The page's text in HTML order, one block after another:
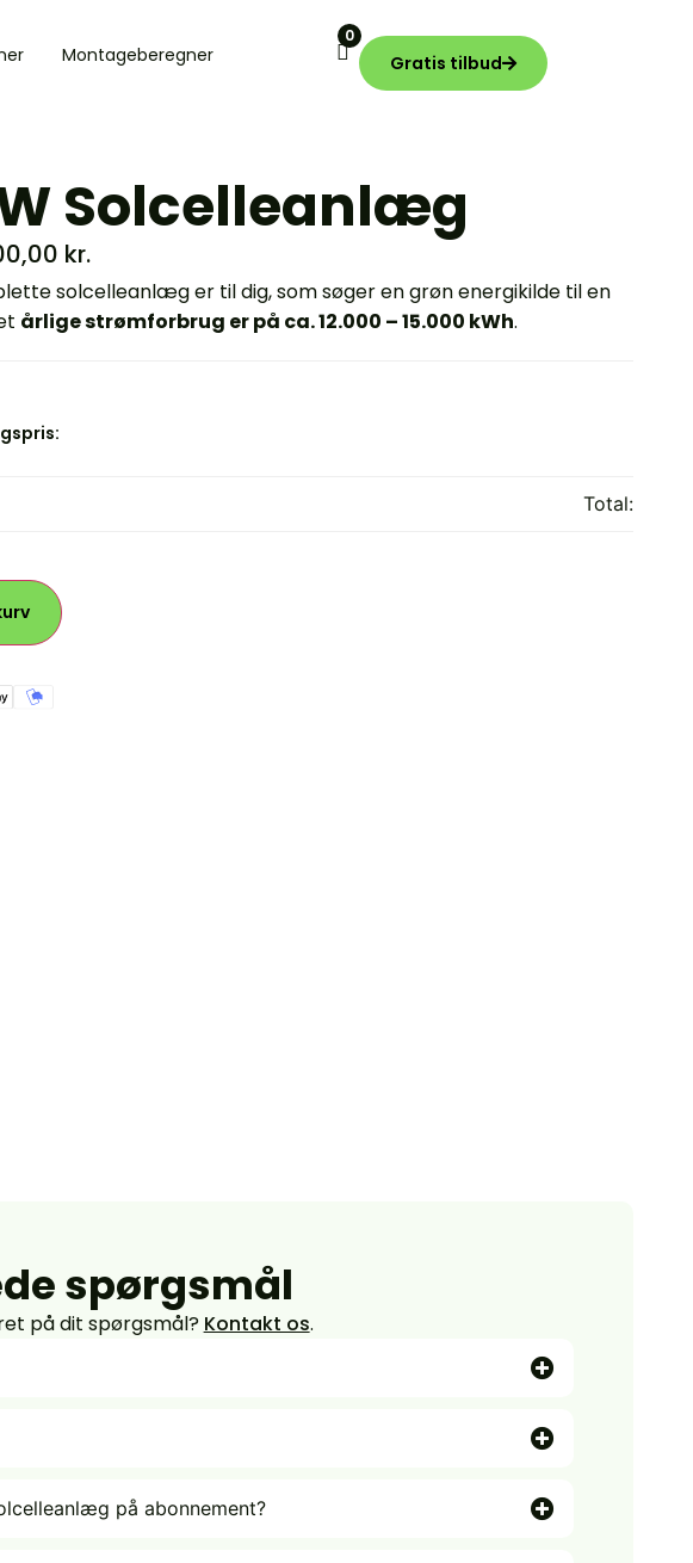
Montageberegner
0
Gratis tilbud
Solcelleanlæg
kr.
solcelleanlæg er til dig, som søger en grøn energikilde til en
årlige strømforbrug er på ca. 12.000 – 15.000 kWh.
Total:
spørgsmål
på dit spørgsmål? Kontakt os.
på abonnement?